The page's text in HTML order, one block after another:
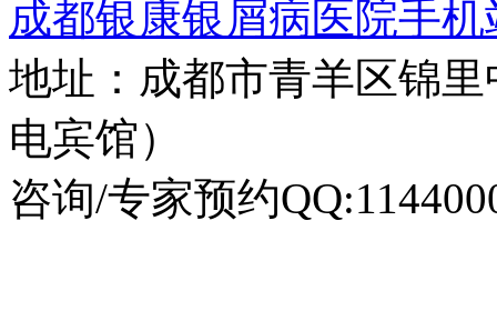
成都银康银屑病医院手机
地址：成都市青羊区锦
电宾馆）
咨询/专家预约